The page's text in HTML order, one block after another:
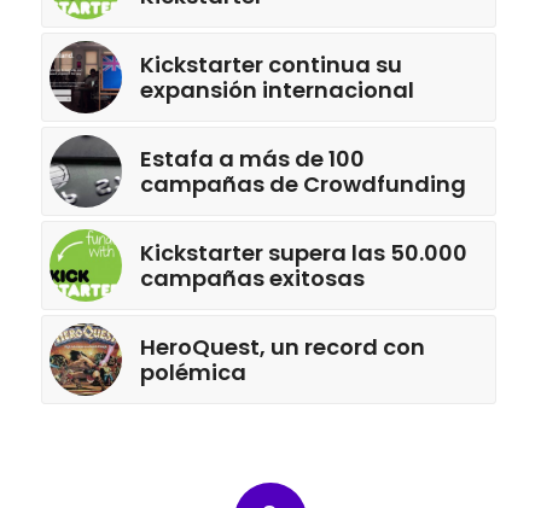
Kickstarter continua su
expansión internacional
Estafa a más de 100
campañas de Crowdfunding
Kickstarter supera las 50.000
campañas exitosas
HeroQuest, un record con
polémica